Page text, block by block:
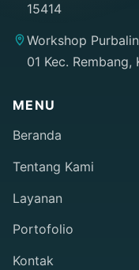
15414
Workshop
01 Kec.
MENU
Beranda
Tentang Kami
Layanan
Portofolio
Kontak